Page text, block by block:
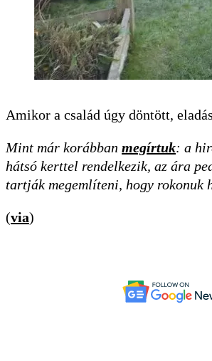
Amikor a család úgy döntött,
Mint már korábban megírtuk: a
hátsó kerttel rendelkezik, az ára
tartják megemlíteni, hogy rokonuk
(via)